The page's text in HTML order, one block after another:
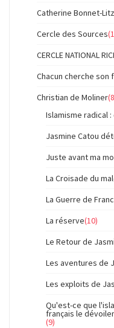
Catherine Bonnet-
Cercle des Sources
CERCLE NATIONAL
Chacun cherche son
Christian de Moliner
Islamisme radical
Jasmine Catou
Juste avant ma
La Croisade du
La Guerre de
La réserve(10)
Le Retour de
Les aventures de
Les exploits de
Qu'est-ce que
français le
(9)